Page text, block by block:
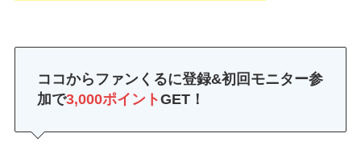
ココからファンくるに登録&初回モニター参
加で3,000ポイントGET！